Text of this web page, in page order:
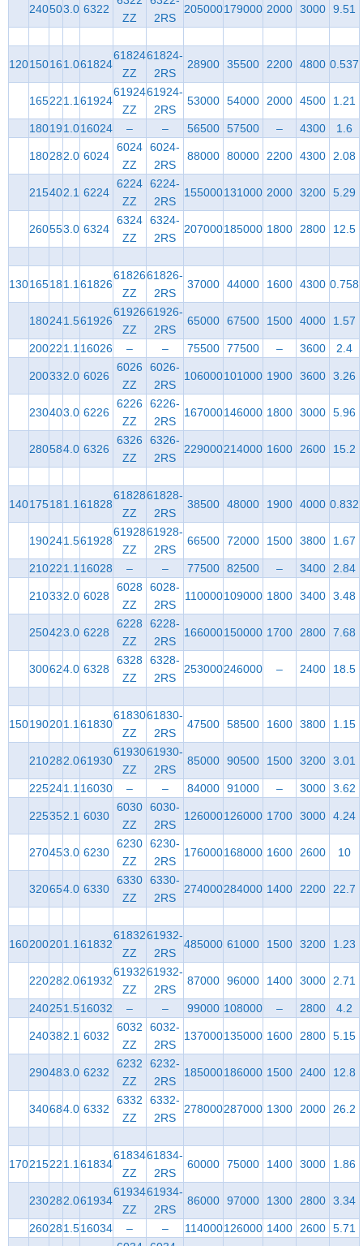
240503.0 6322
ZZ
2RS
205000179000 2000 3000 9.51
120150161.061824
61824
ZZ
61824-
2RS
28900 35500 2200 4800 0.537
165221.161924
61924
ZZ
61924-
2RS
53000 54000 2000 4500 1.21
180191.016024 – – 56500 57500 – 4300 1.6
180282.0 6024
6024
ZZ
6024-
2RS
88000 80000 2200 4300 2.08
215402.1 6224
6224
ZZ
6224-
2RS
155000131000 2000 3200 5.29
260553.0 6324
6324
ZZ
6324-
2RS
207000185000 1800 2800 12.5
130165181.161826
61826
ZZ
61826-
2RS
37000 44000 1600 4300 0.758
180241.561926
61926
ZZ
61926-
2RS
65000 67500 1500 4000 1.57
200221.116026 – – 75500 77500 – 3600 2.4
200332.0 6026
6026
ZZ
6026-
2RS
106000101000 1900 3600 3.26
230403.0 6226
6226
ZZ
6226-
2RS
167000146000 1800 3000 5.96
280584.0 6326
6326
ZZ
6326-
2RS
229000214000 1600 2600 15.2
140175181.161828
61828
ZZ
61828-
2RS
38500 48000 1900 4000 0.832
190241.561928
61928
ZZ
61928-
2RS
66500 72000 1500 3800 1.67
210221.116028 – – 77500 82500 – 3400 2.84
210332.0 6028
6028
ZZ
6028-
2RS
110000109000 1800 3400 3.48
250423.0 6228
6228
ZZ
6228-
2RS
166000150000 1700 2800 7.68
300624.0 6328
6328
ZZ
6328-
2RS
253000246000 – 2400 18.5
150190201.161830
61830
ZZ
61830-
2RS
47500 58500 1600 3800 1.15
210282.061930
61930
ZZ
61930-
2RS
85000 90500 1500 3200 3.01
225241.116030 – – 84000 91000 – 3000 3.62
225352.1 6030
6030
ZZ
6030-
2RS
126000126000 1700 3000 4.24
270453.0 6230
6230
ZZ
6230-
2RS
176000168000 1600 2600 10
320654.0 6330
6330
ZZ
6330-
2RS
274000284000 1400 2200 22.7
160200201.161832
61832
ZZ
61932-
2RS
485000 61000 1500 3200 1.23
220282.061932
61932
ZZ
61932-
2RS
87000 96000 1400 3000 2.71
240251.516032 – – 99000 108000 – 2800 4.2
240382.1 6032
6032
ZZ
6032-
2RS
137000135000 1600 2800 5.15
290483.0 6232
6232
ZZ
6232-
2RS
185000186000 1500 2400 12.8
340684.0 6332
6332
ZZ
6332-
2RS
278000287000 1300 2000 26.2
170215221.161834
61834
ZZ
61834-
2RS
60000 75000 1400 3000 1.86
230282.061934
61934
ZZ
61934-
2RS
86000 97000 1300 2800 3.34
260281.516034 – – 114000126000 1400 2600 5.71